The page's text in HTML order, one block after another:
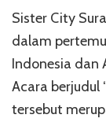
Sister City
dalam
Indonesia dan
Acara berjudul
tersebut